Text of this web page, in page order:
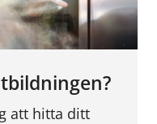
att hitta ditt